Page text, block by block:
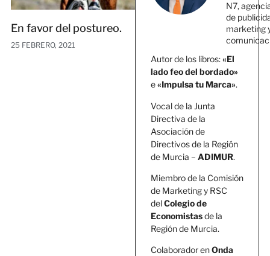
En favor del postureo.
25 FEBRERO, 2021
N7,
de
marketing
Autor de los libros:«El
lado feo del bordado»
e«Impulsa tu Marca».
Vocal de la Junta
Directiva de la
Asociación de
Directivos de la Región
de Murcia – ADIMUR.
Miembro de la Comisión
de Marketing y RSC
delColegio de
Economistasde la
Región de Murcia.
Colaborador enOnda